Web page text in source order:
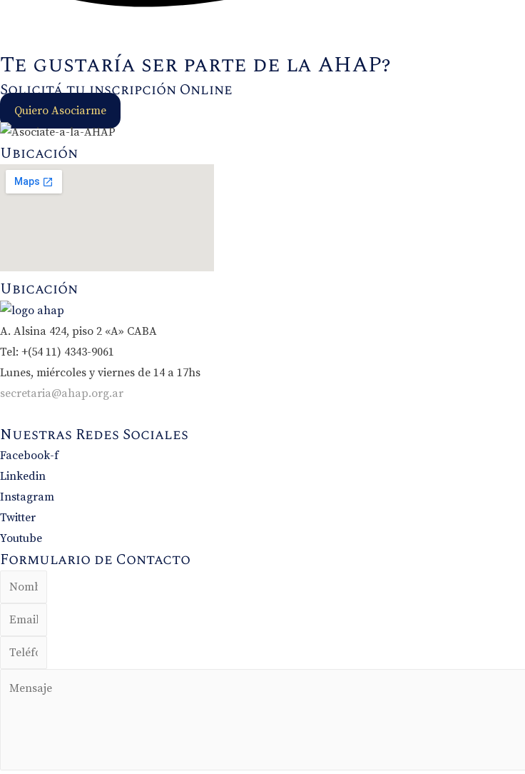
Te gustaría ser parte de la AHAP?
Solicitá tu inscripción Online
Quiero Asociarme
Ubicación
Ubicación
A. Alsina 424, piso 2 «A» CABA
Tel: +(54 11) 4343-9061
Lunes, miércoles y viernes de 14 a 17hs
secretaria@ahap.org.ar
Nuestras Redes Sociales
Facebook-f
Linkedin
Instagram
Twitter
Youtube
Formulario de Contacto